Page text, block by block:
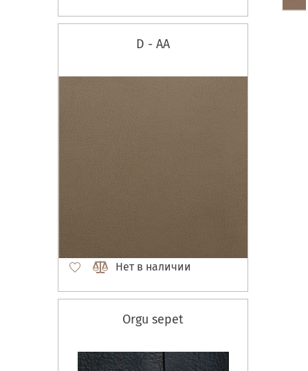
D - AA
Нет в наличии
Orgu sepet